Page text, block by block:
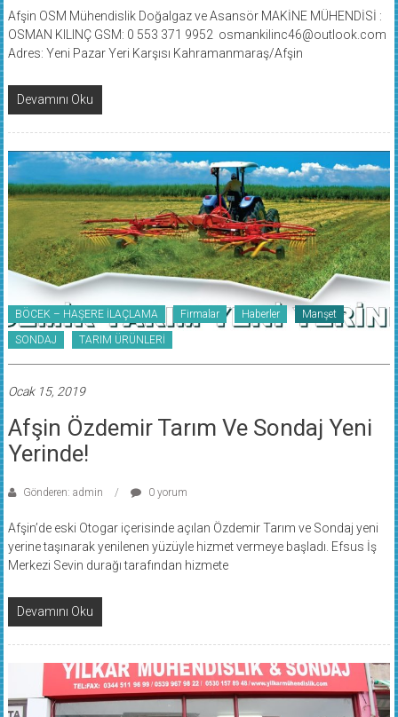
Afşin OSM Mühendislik Doğalgaz ve Asansör MAKİNE MÜHENDİSİ :
OSMAN KILINÇ GSM: 0 553 371 9952 osmankilinc46@outlook.com
Adres: Yeni Pazar Yeri Karşısı Kahramanmaraş/Afşin
Devamını Oku
BÖCEK – HAŞERE İLAÇLAMA Firmalar Haberler Manşet
SONDAJ TARIM ÜRÜNLERİ
Ocak 15, 2019
Afşin Özdemir Tarım Ve Sondaj Yeni
Yerinde!
Gönderen: admin 0 yorum
Afşin’de eski Otogar içerisinde açılan Özdemir Tarım ve Sondaj yeni
yerine taşınarak yenilenen yüzüyle hizmet vermeye başladı. Efsus İş
Merkezi Sevin durağı tarafından hizmete
Devamını Oku